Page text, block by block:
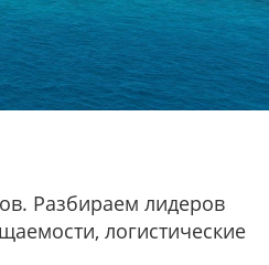
Разбираем лидеров
логистические